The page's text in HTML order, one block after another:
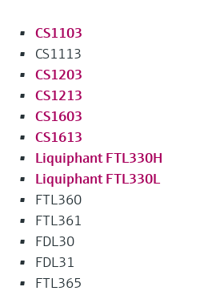
CS1103
CS1113
CS1203
CS1213
CS1603
CS1613
Liquiphant FTL330H
Liquiphant FTL330L
FTL360
FTL361
FDL30
FDL31
FTL365